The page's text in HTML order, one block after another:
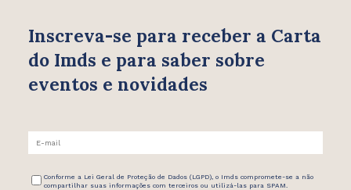
Inscreva-se para receber a Carta
do Imds e para saber sobre
eventos e novidades
Conforme a Lei Geral de Proteção de Dados (LGPD), o Imds compromete-se a não
compartilhar suas informações com terceiros ou utilizá-las para SPAM.